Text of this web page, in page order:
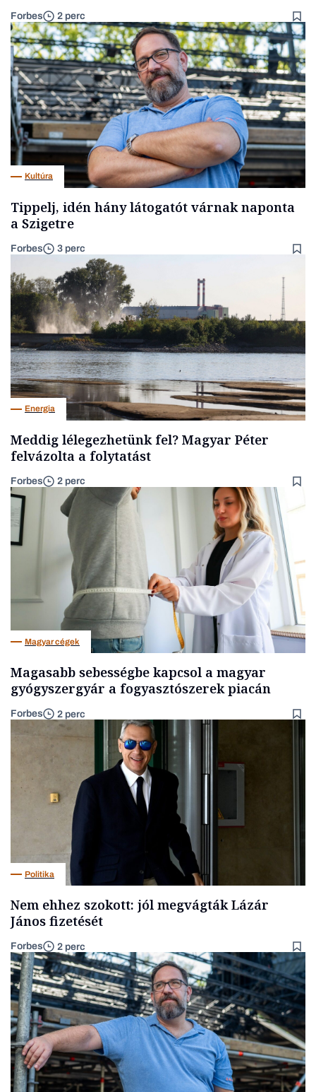
Forbes 2 perc
Kultúra
Tippelj, idén hány látogatót várnak naponta
a Szigetre
Forbes 3 perc
Energia
Meddig lélegezhetünk fel? Magyar Péter
felvázolta a folytatást
Forbes 2 perc
Magyar cégek
Magasabb sebességbe kapcsol a magyar
gyógyszergyár a fogyasztószerek piacán
Forbes 2 perc
Politika
Nem ehhez szokott: jól megvágták Lázár
János fizetését
Forbes 2 perc